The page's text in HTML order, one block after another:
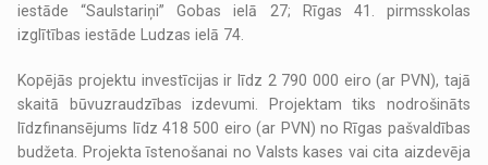
iestāde “Saulstariņi” Gobas ielā 27; Rīgas 41. pirmsskolas
izglītības iestāde Ludzas ielā 74.
Kopējās projektu investīcijas ir līdz 2 790 000 eiro (ar PVN), tajā
skaitā būvuzraudzības izdevumi. Projektam tiks nodrošināts
līdzfinansējums līdz 418 500 eiro (ar PVN) no Rīgas pašvaldības
budžeta. Projekta īstenošanai no Valsts kases vai cita aizdevēja